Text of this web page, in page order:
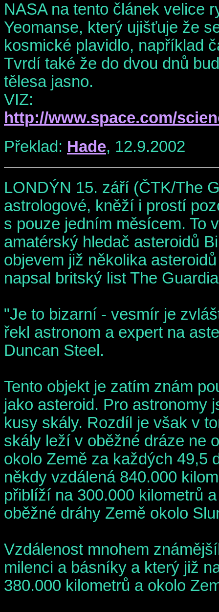
NASA na tento článek velice
Yeomanse, který ujišťuje že
kosmické plavidlo, například
Tvrdí také že do dvou dnů
tělesa jasno.
VIZ:
http://www.space.com/
Překlad: Hade, 12.9.2002
LONDÝN 15. září (ČTK/The
astrologové, kněží i prostí
s pouze jedním měsícem. To
amatérský hledač asteroidů
objevem již několika
napsal britský list The
"Je to bizarní - vesmír je
řekl astronom a expert na
Duncan Steel.
Tento objekt je zatím znám
jako asteroid. Pro astronomy
kusy skály. Rozdíl je však v
skály leží v oběžné dráze ne
okolo Země za každých 49,5
někdy vzdálená 840.000
přiblíží na 300.000 kilometrů
oběžné dráhy Země okolo
Vzdálenost mnohem
milenci a básníky a který již
380.000 kilometrů a okolo